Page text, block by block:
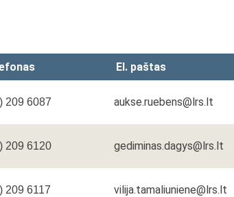
El. paštas
209 6087 aukse.ruebens@lrs.lt
209 6120 gediminas.dagys@lrs.lt
209 6117 vilija.tamaliuniene@lrs.lt